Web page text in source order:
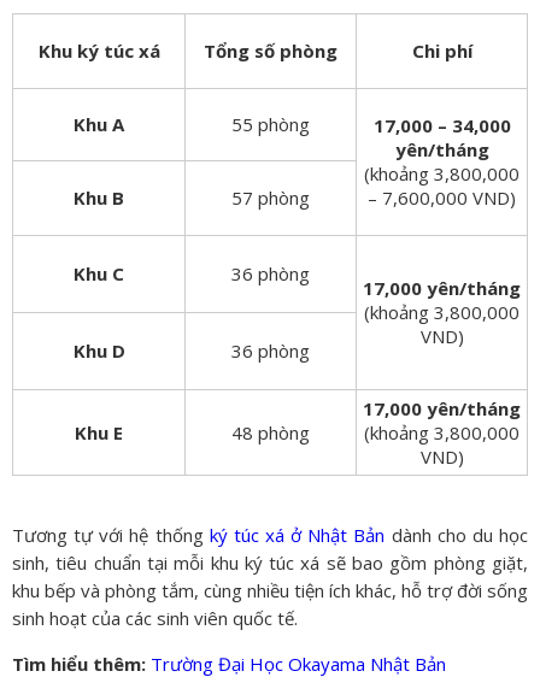
Khu ký túc xá Tổng số phòng Chi phí
Khu A 55 phòng
17,000 – 34,000
yên/tháng
(khoảng 3,800,000
– 7,600,000 VND)
Khu B 57 phòng
Khu C 36 phòng
17,000 yên/tháng
(khoảng 3,800,000
VND)
Khu D 36 phòng
Khu E 48 phòng
17,000 yên/tháng
(khoảng 3,800,000
VND)
Tương tự với hệ thống ký túc xá ở Nhật Bản dành cho du học
sinh, tiêu chuẩn tại mỗi khu ký túc xá sẽ bao gồm phòng giặt,
khu bếp và phòng tắm, cùng nhiều tiện ích khác, hỗ trợ đời sống
sinh hoạt của các sinh viên quốc tế.
Tìm hiểu thêm: Trường Đại Học Okayama Nhật Bản